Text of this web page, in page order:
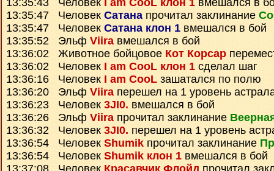
13:35:43 Человек I am CooL клон 1 вмешался в
13:35:47 Человек Сатанапрочитал заклинание
13:35:47 Человек Сатана клон 1 вмешался в бой
13:35:52 Эльф Viiraвмешался в бой
13:36:02 Животное бойцовое Кот Корсар
13:36:02 Человек I am CooL клон 1 сделал шаг
13:36:16 Человек I am CooL зашатался по полю
13:36:20 Эльф Viiraперешел на 1 уровень
13:36:23 Человек 3JI0. вмешался в бой
13:36:26 Эльф Viira прочитал заклинание
13:36:32 Человек 3JI0. перешел на 1 уровень
13:36:54 Человек Shumik прочитал заклинание
13:36:54 Человек Shumik клон 1 вмешался в бой
13:37:08 Человек Красавчик Флойдпрочитал